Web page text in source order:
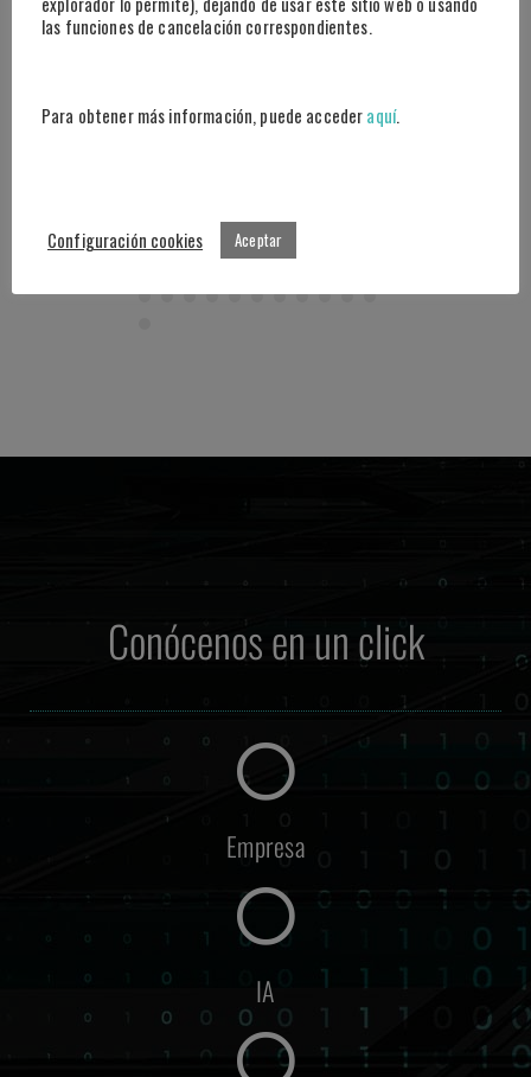
nuestro enfoque deportivo.
Conócenos en unclick
Empresa
IA
las funciones de cancelación correspondientes.
Para obtener más información, puede accederaquí.
Configuración cookies Aceptar